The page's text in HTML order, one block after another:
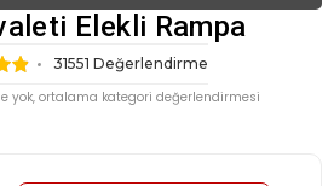
Elekli Rampa
31551 Değerlendirme
yok, ortalama kategori değerlendirmesi